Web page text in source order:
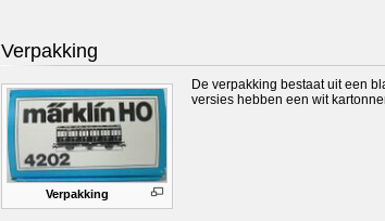
Verpakking
Verpakking
De verpakking bestaat uit een
versies hebben een wit